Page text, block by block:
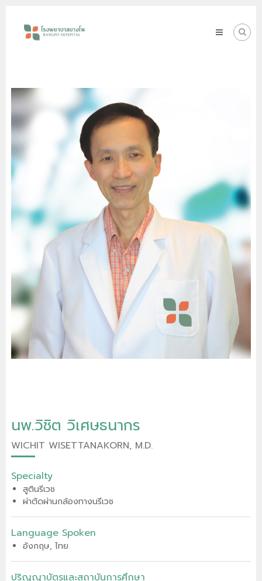
contentพยาบาล
Good
Health
นพ.วิชิต วิเศษธนากร
WICHIT WISETTANAKORN, M.D.
Specialty
สูตินรีเวช
ผ่าตัดผ่านกล้องทางนรีเวช
Language Spoken
อังกฤษ, ไทย
ปริญญาบัตรและสถาบันการศึกษา